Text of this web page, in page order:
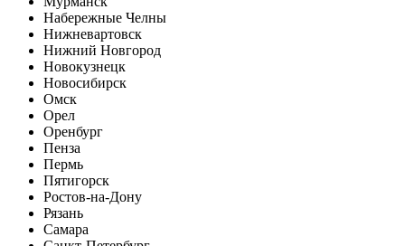
Набережные Челны
Нижневартовск
Нижний Новгород
Новокузнецк
Новосибирск
Омск
Орел
Оренбург
Пенза
Пермь
Пятигорск
Ростов-на-Дону
Рязань
Самара